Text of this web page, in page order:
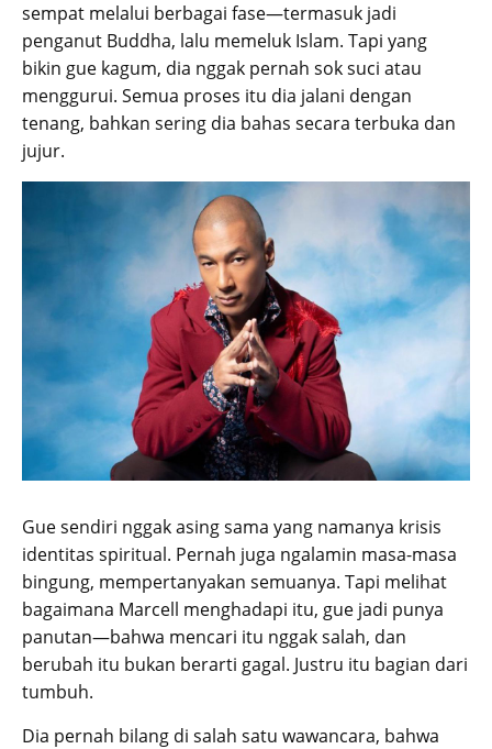
sempat melalui berbagai fase—termasuk jadi
penganut Buddha, lalu memeluk Islam. Tapi yang
bikin gue kagum, dia nggak pernah sok suci atau
menggurui. Semua proses itu dia jalani dengan
tenang, bahkan sering dia bahas secara terbuka dan
jujur.
Gue sendiri nggak asing sama yang namanya krisis
identitas spiritual. Pernah juga ngalamin masa-masa
bingung, mempertanyakan semuanya. Tapi melihat
bagaimana Marcell menghadapi itu, gue jadi punya
panutan—bahwa mencari itu nggak salah, dan
berubah itu bukan berarti gagal. Justru itu bagian dari
tumbuh.
Dia pernah bilang di salah satu wawancara, bahwa